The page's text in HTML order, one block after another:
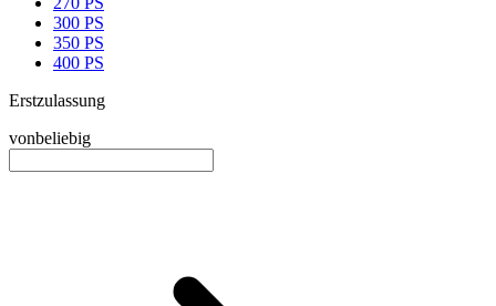
300 PS
350 PS
400 PS
Erstzulassung
vonbeliebig